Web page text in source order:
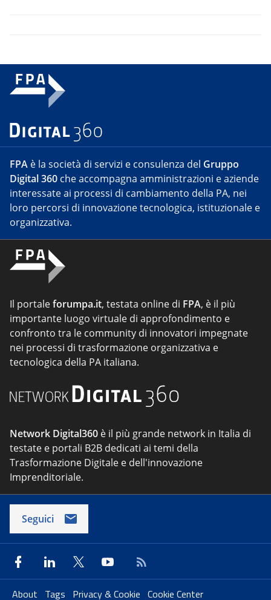
FPA è la società di servizi e consulenza del Gruppo
Digital 360 che accompagna amministrazioni e aziende
interessate ai processi di cambiamento della PA, nei
loro percorsi di innovazione tecnologica, istituzionale e
organizzativa.
Il portaleforumpa.it, testata online di FPA, è il più
importante luogo virtuale di approfondimento e
confronto tra le community di innovatori impegnate
nei processi di trasformazione organizzativa e
tecnologica della PA italiana.
Network Digital360 è il più grande network in Italia di
testate e portali B2B dedicati ai temi della
Trasformazione Digitale e dell'innovazione
Imprenditoriale.
Seguici
About Tags Privacy & Cookie Cookie Center